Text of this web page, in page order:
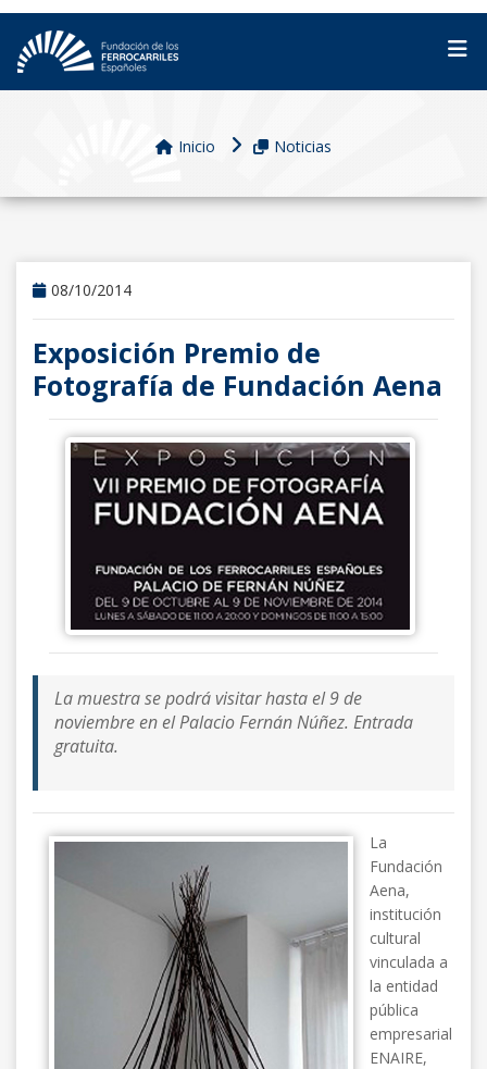
Inicio Noticias
08/10/2014
Exposición Premio de
Fotografía de Fundación Aena
La muestra se podrá visitar hasta el 9 de
noviembre en el Palacio Fernán Núñez. Entrada
gratuita.
La
Fundación
Aena,
institución
cultural
vinculada a
la entidad
pública
empresarial
ENAIRE,